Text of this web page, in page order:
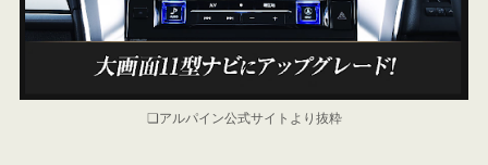
❏アルパイン公式サイトより抜粋